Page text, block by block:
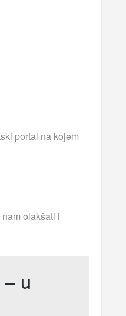
portal na kojem
olakšati i
– u